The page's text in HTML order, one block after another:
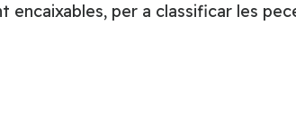
per a classificar les